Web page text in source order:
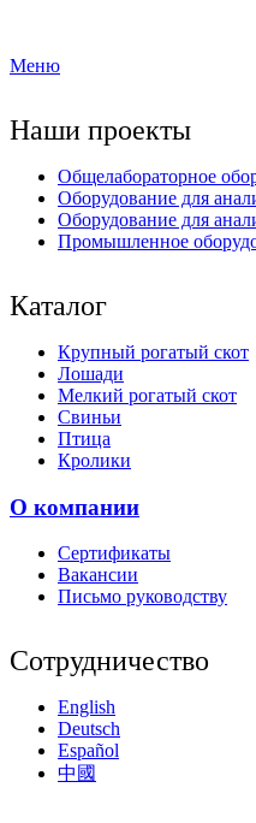
Меню
Наши проекты
Общелабораторное
Оборудование для
Оборудование для
Промышленное
Каталог
Крупный рогатый скот
Лошади
Мелкий рогатый скот
Свиньи
Птица
Кролики
О компании
Сертификаты
Вакансии
Письмо руководству
Сотрудничество
English
Deutsch
Español
中國